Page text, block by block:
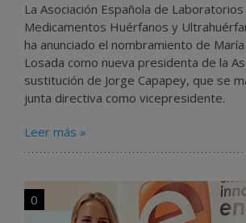
La Asociación Española de
Medicamentos Huérfanos y
ha anunciado el nombramiento de María
Losada como nueva presidenta de la
sustitución de Jorge Capapey, que se
junta directiva como vicepresidente.
Leer más »
0